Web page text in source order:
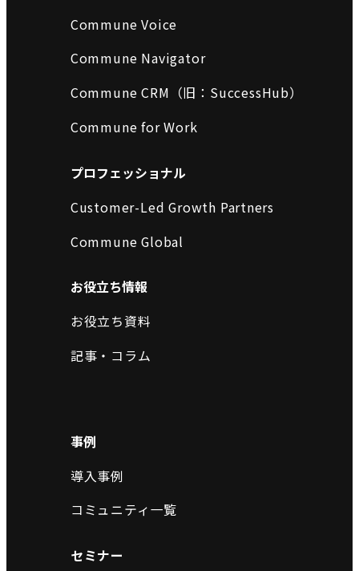
Commune Voice
Commune Navigator
Commune CRM（旧：SuccessHub）
Commune for Work
プロフェッショナル
Customer-Led Growth Partners
Commune Global
お役立ち情報
お役立ち資料
記事・コラム
事例
導入事例
コミュニティ一覧
セミナー